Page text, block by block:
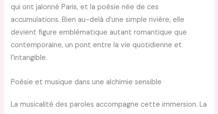
qui ont jalonné Paris, et la poésie née de ces
accumulations. Bien au-delà d’une simple rivière, elle
devient figure emblématique autant romantique que
contemporaine, un pont entre la vie quotidienne et
l’intangible.
Poésie et musique dans une alchimie sensible
La musicalité des paroles accompagne cette immersion. La